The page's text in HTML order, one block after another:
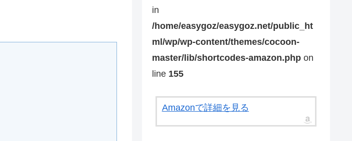
in
/home/easygoz/easygoz.net/public_ht
ml/wp/wp-content/themes/cocoon-
master/lib/shortcodes-amazon.php on
line 155
Amazonで詳細を見る